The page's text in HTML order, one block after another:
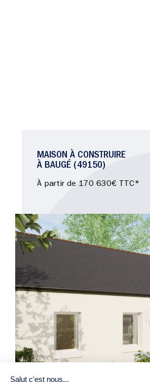
MAISON À CONSTRUIRE
À BAUGÉ (49150)
À partir de 170 630€ TTC*